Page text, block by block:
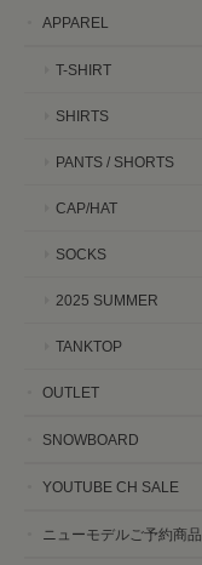
APPAREL
T-SHIRT
SHIRTS
PANTS / SHORTS
CAP/HAT
SOCKS
2025 SUMMER
TANKTOP
OUTLET
SNOWBOARD
YOUTUBE CH SALE
ニューモデルご予約商品